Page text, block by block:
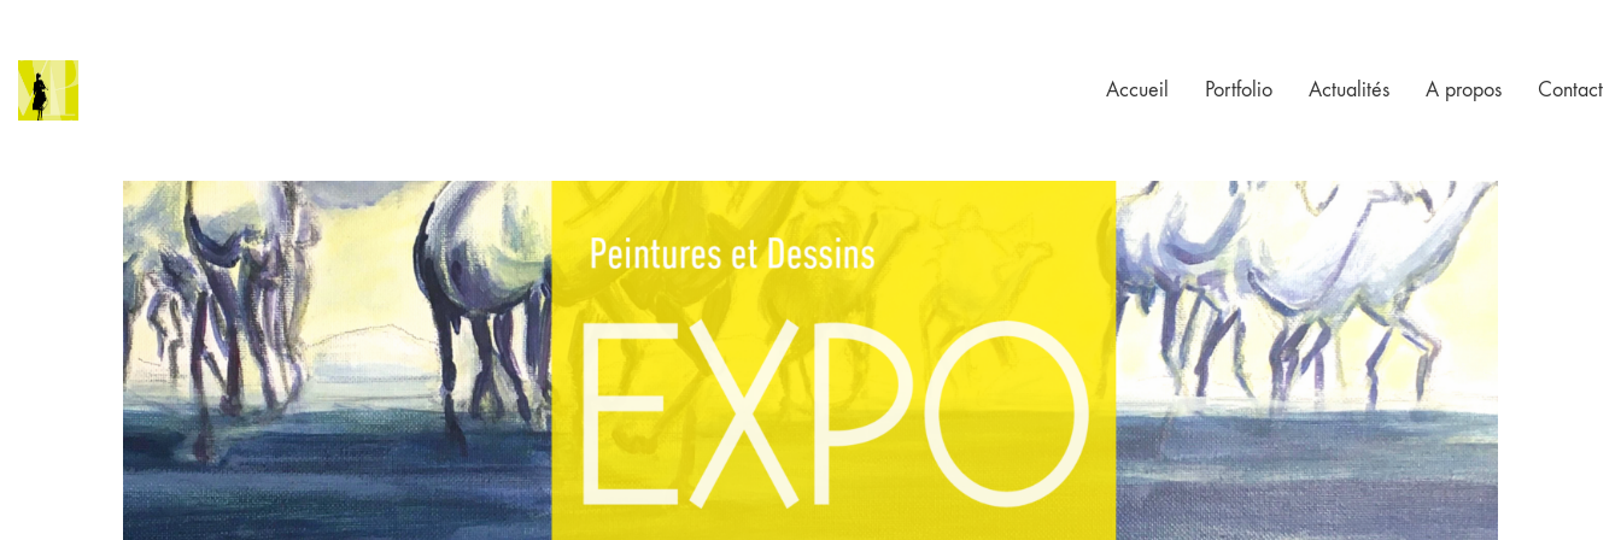
Accueil Portfolio Actualités A propos Contact